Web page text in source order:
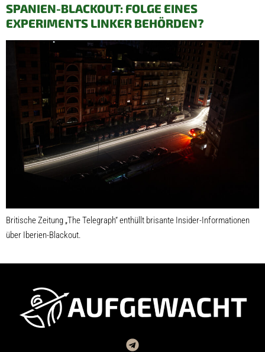
SPANIEN-BLACKOUT: FOLGE EINES
EXPERIMENTS LINKER BEHÖRDEN?
Britische Zeitung „The Telegraph“ enthüllt brisante Insider-Informationen
über Iberien-Blackout.